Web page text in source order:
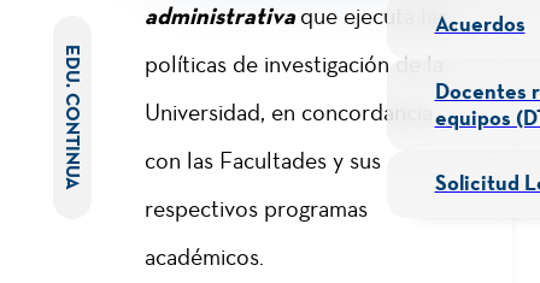
administrativaque ejecuta las
políticas de investigación de la
Universidad, en concordancia
con las Facultades y sus
respectivos programas
académicos.
Acuerdos
Docentes
equipos
Solicitud
EDU. CONTINUA